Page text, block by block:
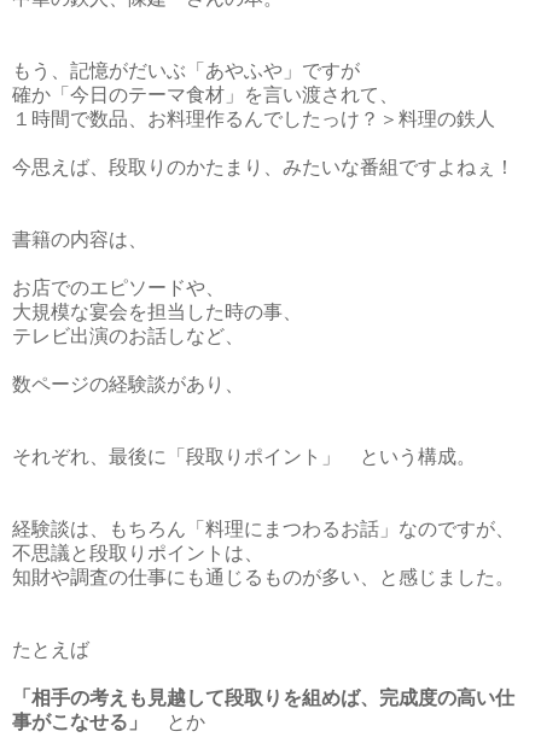
もう、記憶がだいぶ「あやふや」ですが
確か「今日のテーマ食材」を言い渡されて、
１時間で数品、お料理作るんでしたっけ？＞料理の鉄人
今思えば、段取りのかたまり、みたいな番組ですよねぇ！
書籍の内容は、
お店でのエピソードや、
大規模な宴会を担当した時の事、
テレビ出演のお話しなど、
数ページの経験談があり、
それぞれ、最後に「段取りポイント」 という構成。
経験談は、もちろん「料理にまつわるお話」なのですが、
不思議と段取りポイントは、
知財や調査の仕事にも通じるものが多い、と感じました。
たとえば
「相手の考えも見越して段取りを組めば、完成度の高い仕
事がこなせる」
とか